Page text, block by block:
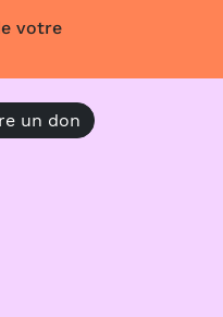
votre
un don